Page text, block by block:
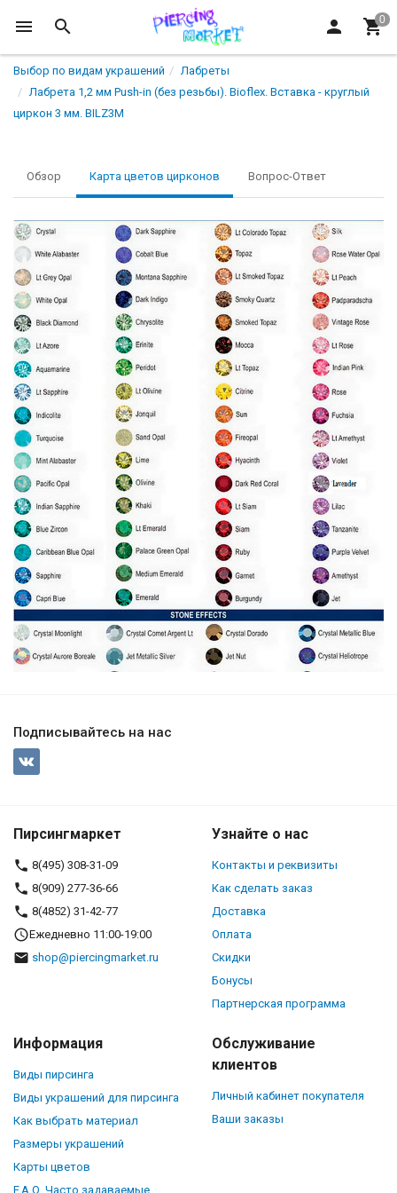
Выбор по видам украшений
Лабреты
Лабрета 1,2 мм Push-in (без резьбы). Bioflex. Вставка - круглый
циркон 3 мм. BILZ3M
Обзор Карта цветов цирконов Вопрос-Ответ
Подписывайтесь на нас
Пирсингмаркет
8(495) 308-31-09
8(909) 277-36-66
8(4852) 31-42-77
Ежедневно 11:00-19:00
shop@piercingmarket.ru
Узнайте о нас
Контакты и реквизиты
Как сделать заказ
Доставка
Оплата
Скидки
Бонусы
Партнерская программа
Информация
Виды пирсинга
Виды украшений для пирсинга
Как выбрать материал
Размеры украшений
Карты цветов
F.A.Q. Часто задаваемые
Обслуживание
клиентов
Личный кабинет покупателя
Ваши заказы